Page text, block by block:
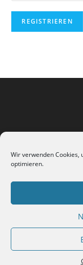
Wir verwenden Cookies,
optimieren.
Impressum